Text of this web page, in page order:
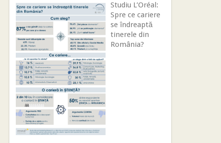
Studiu L’Oréal:
Spre ce cariere
se îndreaptă
tinerele din
România?